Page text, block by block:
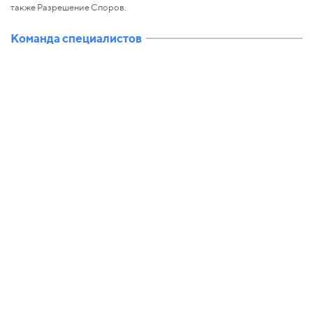
также Разрешение Споров.
Команда специалистов